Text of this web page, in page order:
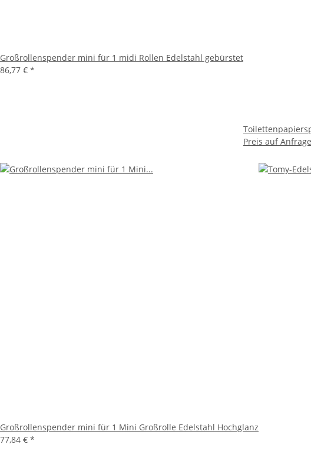
Großrollenspender mini für 1 midi Rollen Edelstahl gebürstet
86,77 € *
Preis auf Anfrage
Großrollenspender mini für 1 Mini Großrolle Edelstahl Hochglanz
77,84 € *